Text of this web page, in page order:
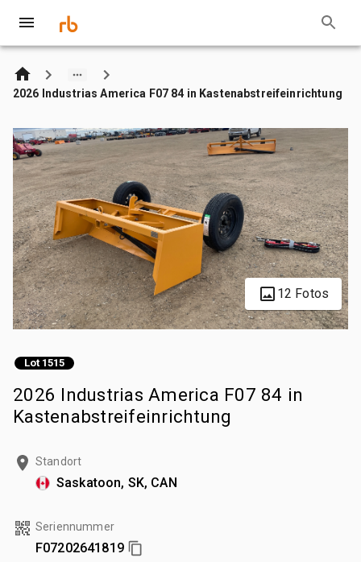
2026 Industrias America F07 84 in Kastenabstreifeinrichtung
12 Fotos
Lot 1515
2026 Industrias America F07 84 in
Kastenabstreifeinrichtung
Standort
Saskatoon, SK, CAN
Seriennummer
F07202641819